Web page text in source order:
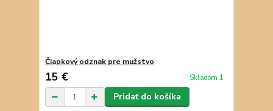
Čiapkový odznak pre mužstvo
15 € Skladom 1
Pridať do košíka